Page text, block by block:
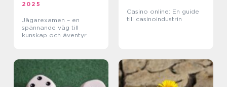
2025
Jägarexamen – en
spännande väg till
kunskap och äventyr
Casino online: En guide
till casinoindustrin